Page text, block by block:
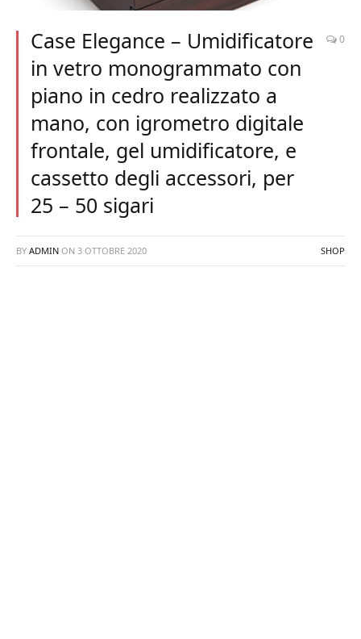
Case Elegance – Umidificatore
in vetro monogrammato con
piano in cedro realizzato a
mano, con igrometro digitale
frontale, gel umidificatore, e
cassetto degli accessori, per
25 – 50 sigari
0
BY ADMIN ON 3 OTTOBRE 2020 SHOP